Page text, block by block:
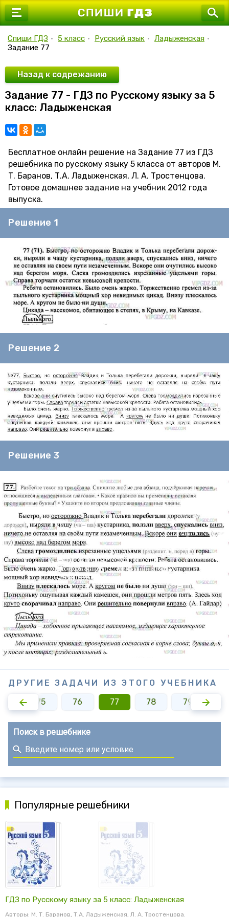
7 класс
9 класс
10 класс
11 класс
Спиши ГДЗ • 5 класс • Русский язык • Ладыженская •
Задание 77
Назад к содрежанию
Задание 77 - ГДЗ по Русскому языку за 5
класс: Ладыженская
Бесплатное онлайн решение на Задание 77 из ГДЗ
решебника по русскому языку 5 класса от авторов М.
Т. Баранов, Т.А. Ладыженская, Л. А. Тростенцова.
Готовое домашнее задание на учебник 2012 года
выпуска.
Решение 1
Решение 2
Решение 3
ДРУГИЕ ЗАДАЧИ ИЗ ЭТОГО УЧЕБНИКА
75 76 77 78 79
Поиск в решебнике
Популярные решебники
ГДЗ по Русскому языку за 5 класс: Ладыженская
Авторы: М. Т. Баранов, Т.А. Ладыженская, Л. А. Тростенцова.